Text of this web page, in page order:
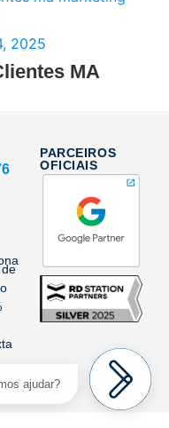
2025
MA
PARCEIROS
OFICIAIS
ajudar?